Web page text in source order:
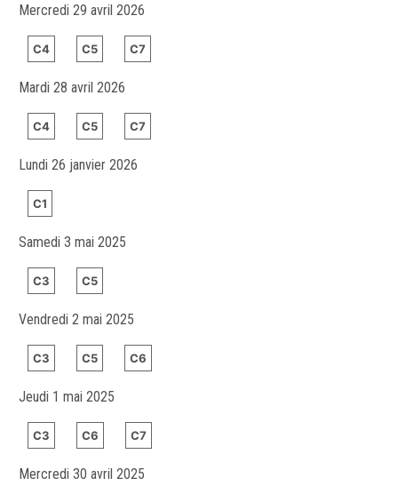
Mercredi 29 avril 2026
C4 C5 C7
Mardi 28 avril 2026
C4 C5 C7
Lundi 26 janvier 2026
C1
Samedi 3 mai 2025
C3 C5
Vendredi 2 mai 2025
C3 C5 C6
Jeudi 1 mai 2025
C3 C6 C7
Mercredi 30 avril 2025